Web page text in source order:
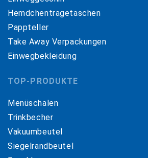
Hemdchentragetaschen
Pappteller
Take Away Verpackungen
Einwegbekleidung
TOP-PRODUKTE
Menüschalen
Trinkbecher
Vakuumbeutel
Siegelrandbeutel